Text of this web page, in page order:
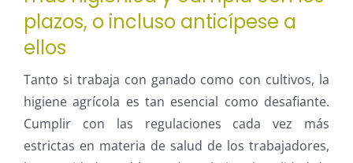
plazos, o incluso anticípese a
ellos
Tanto si trabaja con ganado como con cultivos, la
higiene agrícola es tan esencial como desafiante.
Cumplir con las regulaciones cada vez más
estrictas en materia de salud de los trabajadores,